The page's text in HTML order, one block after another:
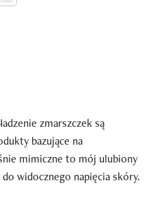
zmarszczek są
bazujące na
mimiczne to mój ulubiony
widocznego napięcia skóry.